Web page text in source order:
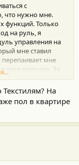
с
что нужно мне.
функций. Только
на руль, я
управления на
мне ставил
перепаивает мне
таки получил. За
шатлов. Звук -
работает
делаю на полную
все еще
осталось не
На
пол в квартире